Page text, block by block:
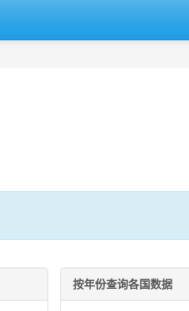
按年份查询各国数据